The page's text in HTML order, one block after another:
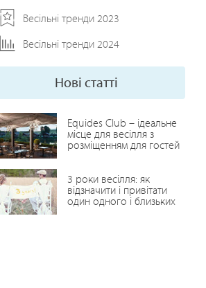
Весільні тренди 2023
Весільні тренди 2024
Нові статті
Equides Club – ідеальне
місце для весілля з
розміщенням для гостей
3 роки весілля: як
відзначити і привітати
один одного і близьких